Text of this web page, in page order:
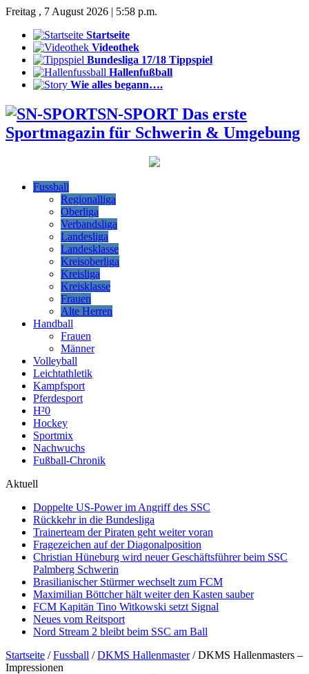
Freitag , 7 August 2026 | 5:58 p.m.
Startseite
Videothek
Bundesliga 17/18 Tippspiel
Hallenfußball
Wie alles begann….
SN-SPORT Das erste
Sportmagazin für Schwerin & Umgebung
Fussball
Regionalliga
Oberliga
Verbandsliga
Landesliga
Landesklasse
Kreisoberliga
Kreisliga
Kreisklasse
Frauen
Alte Herren
Handball
Frauen
Männer
Volleyball
Leichtathletik
Kampfsport
Pferdesport
H²0
Hockey
Sportmix
Nachwuchs
Fußball-Chronik
Aktuell
Doppelte US-Power im Angriff des SSC
Rückkehr in die Bundesliga
Trainerteam der Piraten geht weiter voran
Fragezeichen auf der Diagonalposition
Christian Hüneburg wird neuer Geschäftsführer beim SSC
Palmberg Schwerin
Brasilianischer Stürmer wechselt zum FCM
Maximilian Böttcher hält weiter den Kasten sauber
FCM Kapitän Tino Witkowski setzt Signal
Neues vom Reitsport
Nord Stream 2 bleibt beim SSC am Ball
Startseite / Fussball / DKMS Hallenmaster / DKMS Hallenmasters –
Impressionen